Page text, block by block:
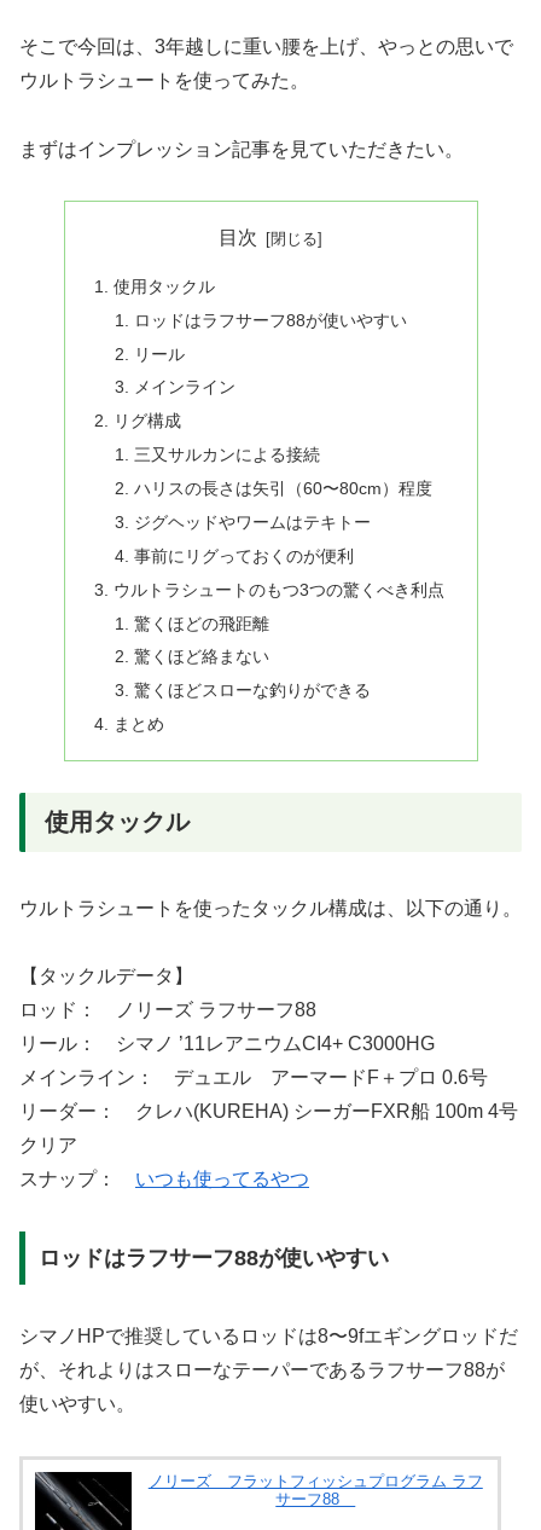
そこで今回は、3年越しに重い腰を上げ、やっとの思いで
ウルトラシュートを使ってみた。
まずはインプレッション記事を見ていただきたい。
目次
使用タックル
ロッドはラフサーフ88が使いやすい
リール
メインライン
リグ構成
三又サルカンによる接続
ハリスの長さは矢引（60〜80cm）程度
ジグヘッドやワームはテキトー
事前にリグっておくのが便利
ウルトラシュートのもつ3つの驚くべき利点
驚くほどの飛距離
驚くほど絡まない
驚くほどスローな釣りができる
まとめ
使用タックル
ウルトラシュートを使ったタックル構成は、以下の通り。
【タックルデータ】
ロッド： ノリーズ ラフサーフ88
リール： シマノ ’11レアニウムCI4+ C3000HG
メインライン： デュエル アーマードF＋プロ 0.6号
リーダー： クレハ(KUREHA) シーガーFXR船 100m 4号
クリア
スナップ： いつも使ってるやつ
ロッドはラフサーフ88が使いやすい
シマノHPで推奨しているロッドは8〜9fエギングロッドだ
が、それよりはスローなテーパーであるラフサーフ88が
使いやすい。
ノリーズ フラットフィッシュプログラム ラフ
サーフ88